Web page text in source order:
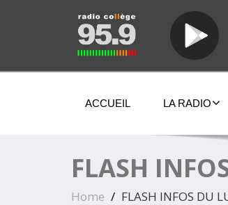
ACCUEIL LA RADIO
FLASH
Home FLASH INFOS DU